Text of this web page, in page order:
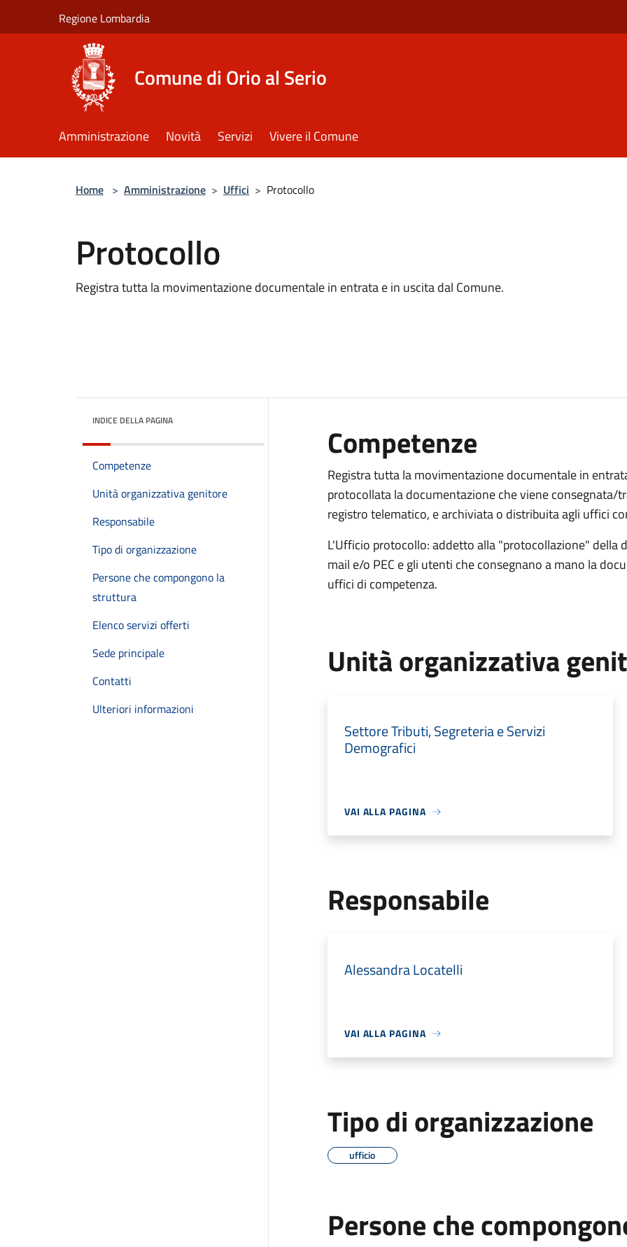
Regione Lombardia
Comune di Orio al Serio
Amministrazione Novità Servizi Vivere il Comune
Home > Amministrazione > Uffici > Protocollo
Protocollo
Registra tutta la movimentazione documentale in entrata e in uscita dal Comune.
INDICE DELLA PAGINA
Competenze
Unità organizzativa genitore
Responsabile
Tipo di organizzazione
Persone che compongono la
struttura
Elenco servizi offerti
Sede principale
Contatti
Ulteriori informazioni
Competenze
Registra tutta la movimentazione documentale in
protocollata la documentazione che viene consegnata/
registro telematico, e archiviata o distribuita agli uffici
L'Ufficio protocollo: addetto alla "protocollazione" della
mail e/o PEC e gli utenti che consegnano a mano la
uffici di competenza.
Unità organizzativa
Settore Tributi, Segreteria e Servizi
Demografici
VAI ALLA PAGINA
Responsabile
Alessandra Locatelli
VAI ALLA PAGINA
Tipo di organizzazione
ufficio
Persone che